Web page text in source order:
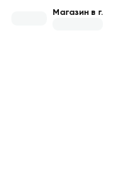
Магазин в г.